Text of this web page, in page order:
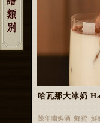
哈瓦那大冰奶
陳年蘭姆酒 蜂蜜 鮮